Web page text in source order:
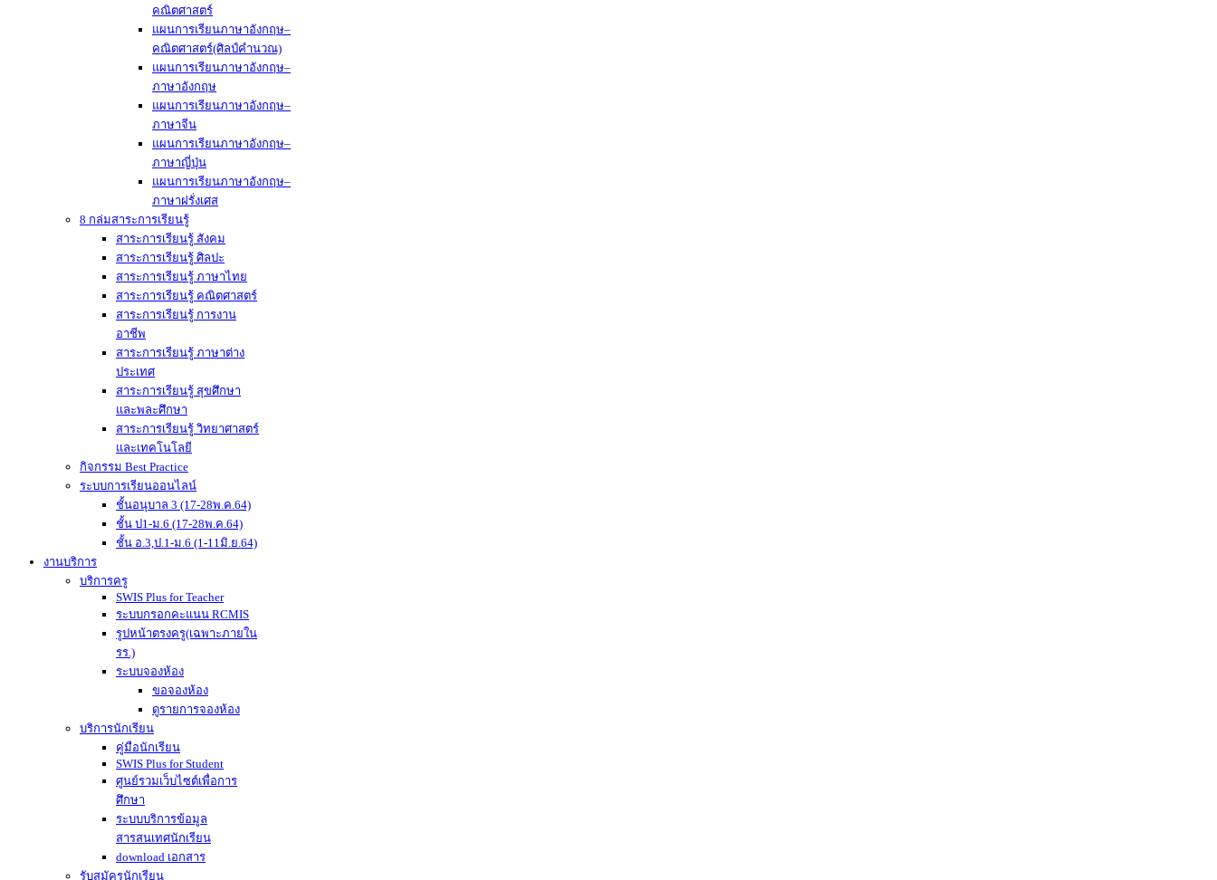
คณิตศาสตร์
แผนการเรียนภาษาอังกฤษ–
คณิตศาสตร์(ศิลป์คำนวณ)
แผนการเรียนภาษาอังกฤษ–
ภาษาอังกฤษ
แผนการเรียนภาษาอังกฤษ–
ภาษาจีน
แผนการเรียนภาษาอังกฤษ–
ภาษาญี่ปุ่น
แผนการเรียนภาษาอังกฤษ–
ภาษาฝรั่งเศส
8 กล่มสาระการเรียนรู้
สาระการเรียนรู้ สังคม
สาระการเรียนรู้ ศิลปะ
สาระการเรียนรู้ ภาษาไทย
สาระการเรียนรู้ คณิตศาสตร์
สาระการเรียนรู้ การงาน
อาชีพ
สาระการเรียนรู้ ภาษาต่าง
ประเทศ
สาระการเรียนรู้ สุขศึกษา
และพละศึกษา
สาระการเรียนรู้ วิทยาศาสตร์
และเทคโนโลยี
กิจกรรม Best Practice
ระบบการเรียนออนไลน์
ชั้นอนุบาล 3 (17-28พ.ค.64)
ชั้น ป1-ม.6 (17-28พ.ค.64)
ชั้น อ.3,ป.1-ม.6 (1-11มิ.ย.64)
งานบริการ
บริการครู
SWIS Plus for Teacher
ระบบกรอกคะแนน RCMIS
รูปหน้าตรงครู(เฉพาะภายใน
รร.)
ระบบจองห้อง
ขอจองห้อง
ดูรายการจองห้อง
บริการนักเรียน
คู่มือนักเรียน
SWIS Plus for Student
ศูนย์รวมเว็บไซต์เพื่อการ
ศึกษา
ระบบบริการข้อมูล
สารสนเทศนักเรียน
download เอกสาร
รับสมัครนักเรียน